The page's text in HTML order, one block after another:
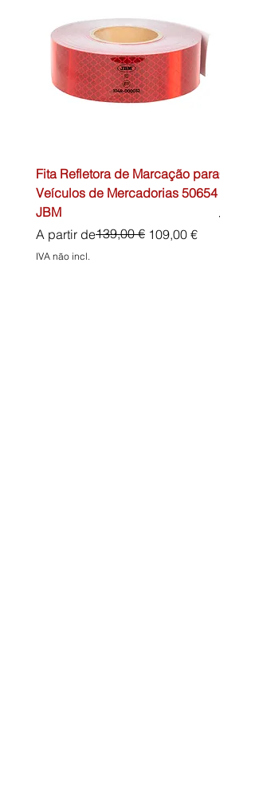
Fita Refletora de Marcação para
Veículos de Mercadorias 50654
JBM
A partir de
Preço normal139,00 € 109,00 €
Preço promocional
IVA não incl.
Preço
45,00 €